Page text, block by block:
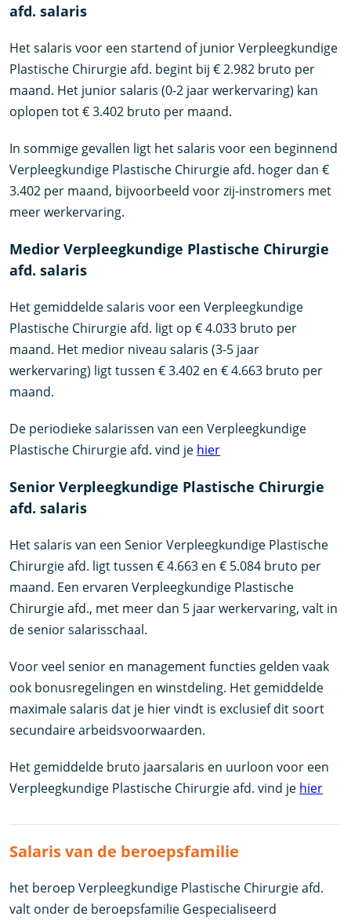
afd. salaris
Het salaris voor een startend of junior Verpleegkundige
Plastische Chirurgie afd. begint bij € 2.982 bruto per
maand. Het junior salaris (0-2 jaar werkervaring) kan
oplopen tot € 3.402 bruto per maand.
In sommige gevallen ligt het salaris voor een beginnend
Verpleegkundige Plastische Chirurgie afd. hoger dan €
3.402 per maand, bijvoorbeeld voor zij-instromers met
meer werkervaring.
Medior Verpleegkundige Plastische Chirurgie
afd. salaris
Het gemiddelde salaris voor een Verpleegkundige
Plastische Chirurgie afd. ligt op € 4.033 bruto per
maand. Het medior niveau salaris (3-5 jaar
werkervaring) ligt tussen € 3.402 en € 4.663 bruto per
maand.
De periodieke salarissen van een Verpleegkundige
Plastische Chirurgie afd. vind je hier
Senior Verpleegkundige Plastische Chirurgie
afd. salaris
Het salaris van een Senior Verpleegkundige Plastische
Chirurgie afd. ligt tussen € 4.663 en € 5.084 bruto per
maand. Een ervaren Verpleegkundige Plastische
Chirurgie afd., met meer dan 5 jaar werkervaring, valt in
de senior salarisschaal.
Voor veel senior en management functies gelden vaak
ook bonusregelingen en winstdeling. Het gemiddelde
maximale salaris dat je hier vindt is exclusief dit soort
secundaire arbeidsvoorwaarden.
Het gemiddelde bruto jaarsalaris en uurloon voor een
Verpleegkundige Plastische Chirurgie afd. vind je hier
Salaris van de beroepsfamilie
het beroep Verpleegkundige Plastische Chirurgie afd.
valt onder de beroepsfamilie Gespecialiseerd